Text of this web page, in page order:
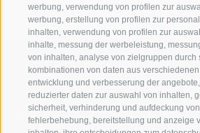
werbung, verwendung von profilen zur
werbung, erstellung von profilen zur
inhalten, verwendung von profilen zur
inhalte, messung der werbeleistung,
von inhalten, analyse von zielgruppen durch
kombinationen von daten aus
entwicklung und verbesserung der
reduzierter daten zur auswahl von inhalten,
sicherheit, verhinderung und aufdeckung
fehlerbehebung, bereitstellung und anzeige
Kontaktieren Sie